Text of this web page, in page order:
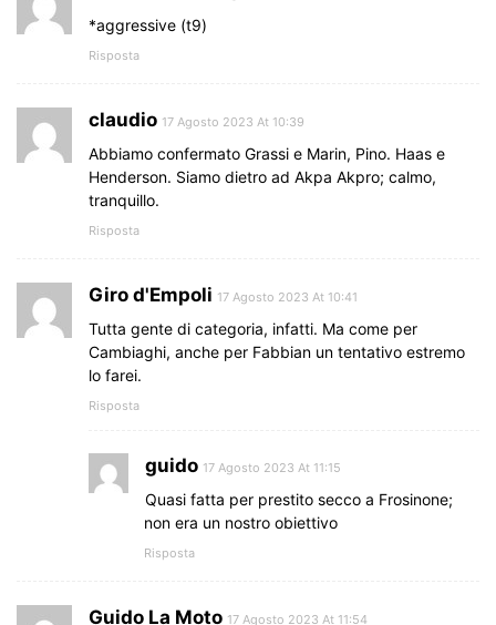
*aggressive (t9)
Risposta
claudio 17 Agosto 2023 At 10:39
Abbiamo confermato Grassi e Marin, Pino. Haas e
Henderson. Siamo dietro ad Akpa Akpro; calmo,
tranquillo.
Risposta
Giro d'Empoli 17 Agosto 2023 At 10:41
Tutta gente di categoria, infatti. Ma come per
Cambiaghi, anche per Fabbian un tentativo estremo
lo farei.
Risposta
guido 17 Agosto 2023 At 11:15
Quasi fatta per prestito secco a Frosinone;
non era un nostro obiettivo
Risposta
Guido La Moto 17 Agosto 2023 At 11:54